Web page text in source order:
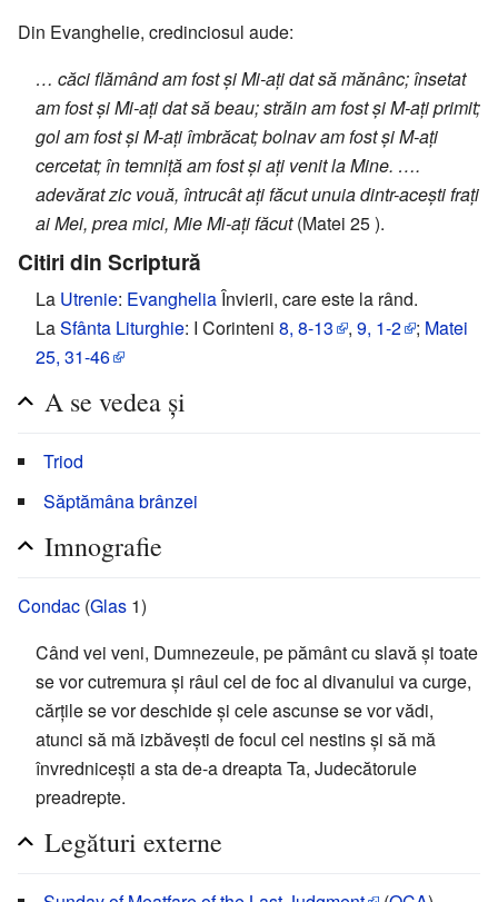
Din Evanghelie, credinciosul aude:
… căci flămând am fost şi Mi-aţi dat să mănânc; însetat
am fost şi Mi-aţi dat să beau; străin am fost şi M-aţi primit;
gol am fost şi M-aţi îmbrăcat; bolnav am fost şi M-aţi
cercetat; în temniţă am fost şi aţi venit la Mine. ….
adevărat zic vouă, întrucât aţi făcut unuia dintr-aceşti fraţi
ai Mei, prea mici, Mie Mi-aţi făcut(Matei 25 ).
Citiri din Scriptură
La Utrenie: EvangheliaÎnvierii, care este la rând.
LaSfânta Liturghie: I Corinteni 8, 8-13 , 9, 1-2 ; Matei
25, 31-46
A se vedea şi
Triod
Săptămâna brânzei
Imnografie
Condac (Glas 1)
Când vei veni, Dumnezeule, pe pământ cu slavă şi toate
se vor cutremura şi râul cel de foc al divanului va curge,
cărţile se vor deschide şi cele ascunse se vor vădi,
atunci să mă izbăveşti de focul cel nestins şi să mă
învredniceşti a sta de-a dreapta Ta, Judecătorule
preadrepte.
Legături externe